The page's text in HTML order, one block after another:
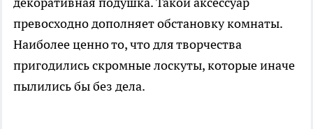
превосходно дополняет обстановку комнаты.
Наиболее ценно то, что для творчества
пригодились скромные лоскуты, которые иначе
пылились бы без дела.